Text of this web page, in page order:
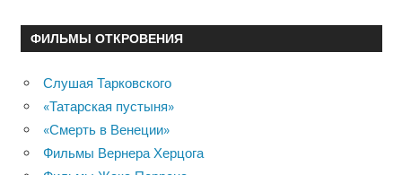
ФИЛЬМЫ ОТКРОВЕНИЯ
Слушая Тарковского
«Татарская пустыня»
«Смерть в Венеции»
Фильмы Вернера Херцога